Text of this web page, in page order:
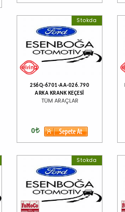
Stokda
2S6Q-6701-AA-026.790
ARKA KRANK KEÇESİ
TÜM ARAÇLAR
0
Stokda